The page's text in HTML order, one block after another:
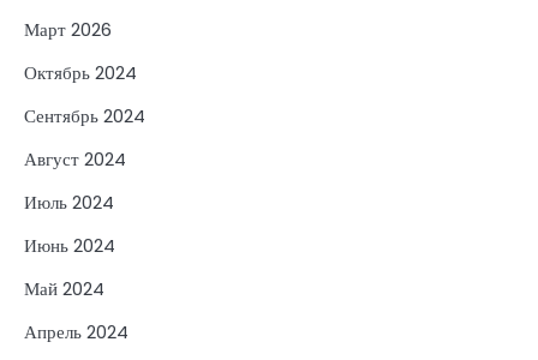
Март 2026
Октябрь 2024
Сентябрь 2024
Август 2024
Июль 2024
Июнь 2024
Май 2024
Апрель 2024